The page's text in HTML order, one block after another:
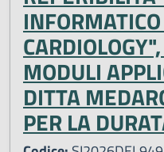
MODULI
DITTA
PER LA